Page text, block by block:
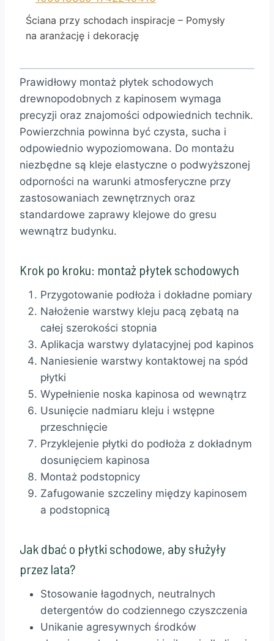
Ściana przy schodach inspiracje – Pomysły
na aranżację i dekorację
Prawidłowy montaż płytek schodowych
drewnopodobnych z kapinosem wymaga
precyzji oraz znajomości odpowiednich technik.
Powierzchnia powinna być czysta, sucha i
odpowiednio wypoziomowana. Do montażu
niezbędne są kleje elastyczne o podwyższonej
odporności na warunki atmosferyczne przy
zastosowaniach zewnętrznych oraz
standardowe zaprawy klejowe do gresu
wewnątrz budynku.
Krok po kroku: montaż płytek schodowych
Przygotowanie podłoża i dokładne pomiary
Nałożenie warstwy kleju pacą zębatą na
całej szerokości stopnia
Aplikacja warstwy dylatacyjnej pod kapinos
Naniesienie warstwy kontaktowej na spód
płytki
Wypełnienie noska kapinosa od wewnątrz
Usunięcie nadmiaru kleju i wstępne
przeschnięcie
Przyklejenie płytki do podłoża z dokładnym
dosunięciem kapinosa
Montaż podstopnicy
Zafugowanie szczeliny między kapinosem
a podstopnicą
Jak dbać o płytki schodowe, aby służyły
przez lata?
Stosowanie łagodnych, neutralnych
detergentów do codziennego czyszczenia
Unikanie agresywnych środków